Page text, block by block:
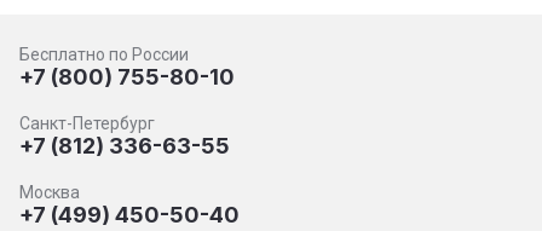
Бесплатно по России
+7 (800) 755-80-10
Санкт-Петербург
+7 (812) 336-63-55
Москва
+7 (499) 450-50-40